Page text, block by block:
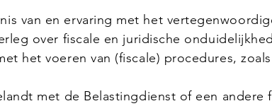
van en ervaring met het
over fiscale en juridische
het voeren van (fiscale) procedures,
met de Belastingdienst of een andere